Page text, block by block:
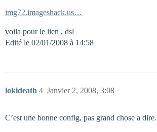
img72.imageshack.us…
voila pour le lien , dsl
Edité le 02/01/2008 à 14:58
lokideath Janvier 2, 2008, 3:08
4
C’est une bonne config, pas grand chose a dire.